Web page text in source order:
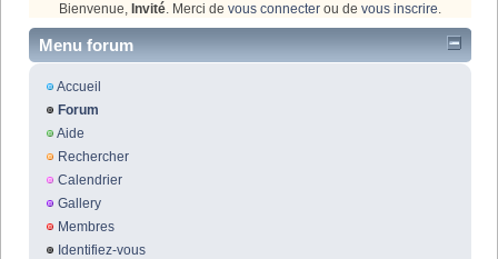
Bienvenue, Invité. Merci de vous connecter ou de vous inscrire.
Menu forum
Accueil
Forum
Aide
Rechercher
Calendrier
Gallery
Membres
Identifiez-vous